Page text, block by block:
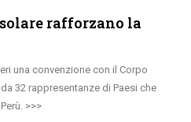
rafforzano la
una convenzione con il Corpo
32 rappresentanze di Paesi che